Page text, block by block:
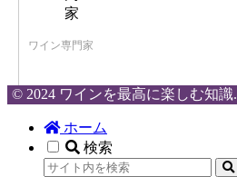
ワイン専門家
© 2024 ワインを最高に楽しむ知識.
ホーム
検索